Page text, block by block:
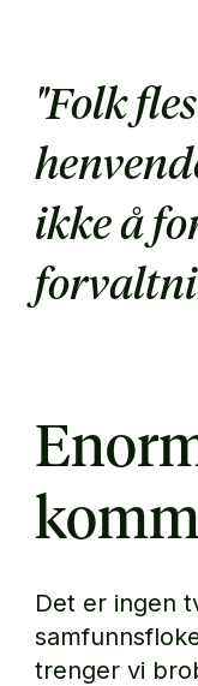
"Folk
ikke å
Det er ingen
trenger vi